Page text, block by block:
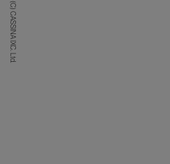
(C) CASSINA IXC. Ltd.